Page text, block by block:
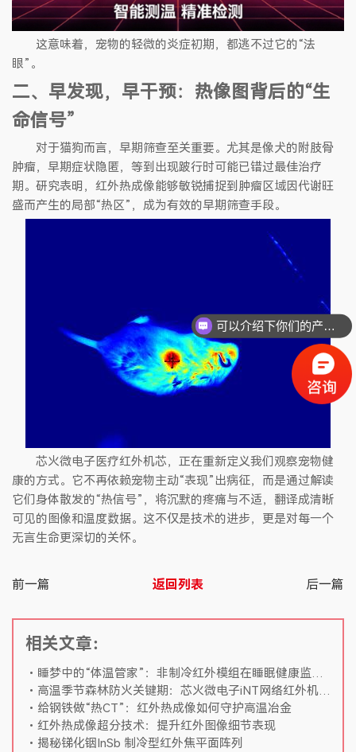
这意味着，宠物的轻微的炎症初期，都逃不过它的“法
眼”。
二、早发现，早干预：热像图背后的“生
命信号”
对于猫狗而言，早期筛查至关重要。尤其是像犬的附肢骨
肿瘤，早期症状隐匿，等到出现跛行时可能已错过最佳治疗
期。研究表明，红外热成像能够敏锐捕捉到肿瘤区域因代谢旺
盛而产生的局部“热区”，成为有效的早期筛查手段。
芯火微电子医疗红外机芯，正在重新定义我们观察宠物健
康的方式。它不再依赖宠物主动“表现”出病征，而是通过解读
它们身体散发的“热信号”，将沉默的疼痛与不适，翻译成清晰
可见的图像和温度数据。这不仅是技术的进步，更是对每一个
无言生命更深切的关怀。
前一篇 返回列表 后一篇
相关文章：
睡梦中的“体温管家”：非制冷红外模组在睡眠健康监测中的应用
高温季节森林防火关键期：芯火微电子iNT网络红外机芯助力火灾早期监测
给钢铁做“热CT”：红外热成像如何守护高温冶金
红外热成像超分技术：提升红外图像细节表现
揭秘锑化铟InSb 制冷型红外焦平面阵列
可以介绍下你们的产品么